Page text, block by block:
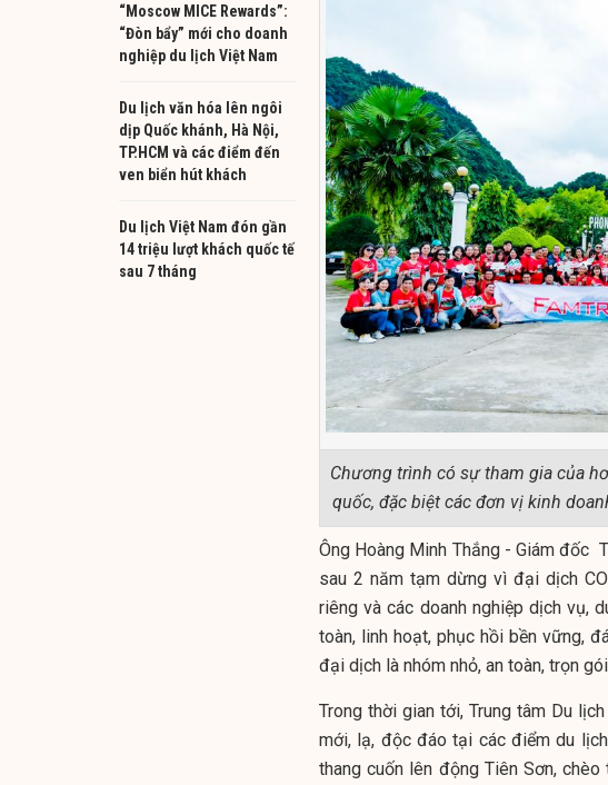
“Moscow MICE Rewards”:
“Đòn bẩy” mới cho doanh
nghiệp du lịch Việt Nam
Du lịch văn hóa lên ngôi
dịp Quốc khánh, Hà Nội,
TP.HCM và các điểm đến
ven biển hút khách
Du lịch Việt Nam đón gần
14 triệu lượt khách quốc tế
sau 7 tháng
Chương trình có sự tham gia của
quốc, đặc biệt các đơn vị kinh
Ông Hoàng Minh Thắng - Giám đốc
sau 2 năm tạm dừng vì đại dịch
riêng và các doanh nghiệp dịch vụ,
toàn, linh hoạt, phục hồi bền vững,
đại dịch là nhóm nhỏ, an toàn, trọn
Trong thời gian tới, Trung tâm Du
mới, lạ, độc đáo tại các điểm du
thang cuốn lên động Tiên Sơn,